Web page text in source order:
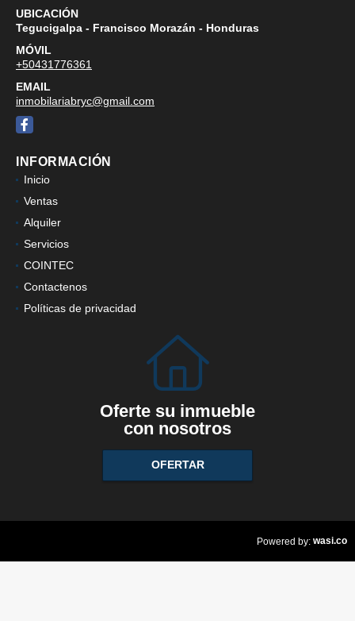
UBICACIÓN
Tegucigalpa - Francisco Morazán - Honduras
MÓVIL
+50431776361
EMAIL
inmobilariabryc@gmail.com
Facebook
INFORMACIÓN
Inicio
Ventas
Alquiler
Servicios
COINTEC
Contactenos
Políticas de privacidad
Oferte su inmueble
con nosotros
OFERTAR
Powered by: wasi.co